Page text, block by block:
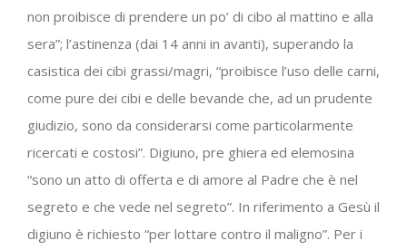
non proibisce di prendere un po’ di cibo al mattino e alla
sera”; l’astinenza (dai 14 anni in avanti), superando la
casistica dei cibi grassi/magri, “proibisce l’uso delle carni,
come pure dei cibi e delle bevande che, ad un prudente
giudizio, sono da considerarsi come particolarmente
ricercati e costosi”. Digiuno, pre ghiera ed elemosina
“sono un atto di offerta e di amore al Padre che è nel
segreto e che vede nel segreto”. In riferimento a Gesù il
digiuno è richiesto “per lottare contro il maligno”. Per i